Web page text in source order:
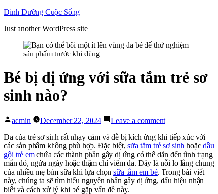
Skip
content
Dinh Dưỡng Cuộc Sống
Just another WordPress site
Bé bị dị ứng với sữa tắm trẻ sơ
sinh nào?
Posted
admin December 22, 2024 Leave a commenton
bị
dị
ứng
với
sữa
tắm
Da của trẻ sơ sinh rất nhạy cảm và dễ bị kích ứng khi tiếp xúc với
các sản phẩm không phù hợp. Đặc biệt, sữa tắm trẻ sơ sinh hoặc dầu
gội trẻ em chứa các thành phần gây dị ứng có thể dẫn đến tình trạng
mẩn đỏ, ngứa ngáy hoặc thậm chí viêm da. Đây là nỗi lo lắng chung
của nhiều mẹ bỉm sữa khi lựa chọn sữa tắm em bé. Trong bài viết
này, chúng ta sẽ tìm hiểu nguyên nhân gây dị ứng, dấu hiệu nhận
biết và cách xử lý khi bé gặp vấn đề này.